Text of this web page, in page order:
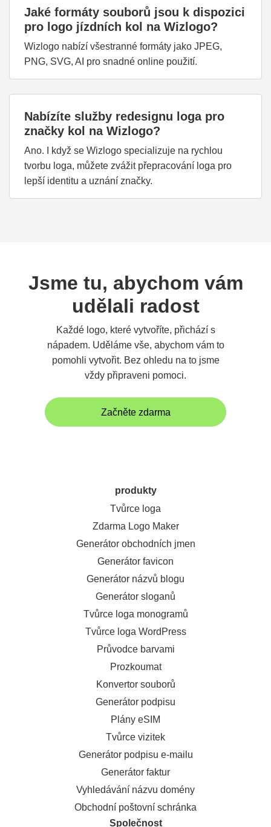
Jaké formáty souborů jsou k dispozici
pro logo jízdních kol na Wizlogo?
Wizlogo nabízí všestranné formáty jako JPEG,
PNG, SVG, AI pro snadné online použití.
Nabízíte služby redesignu loga pro
značky kol na Wizlogo?
Ano. I když se Wizlogo specializuje na rychlou
tvorbu loga, můžete zvážit přepracování loga pro
lepší identitu a uznání značky.
Jsme tu, abychom vám
udělali radost
Každé logo, které vytvoříte, přichází s
nápadem. Uděláme vše, abychom vám to
pomohli vytvořit. Bez ohledu na to jsme
vždy připraveni pomoci.
Začněte zdarma
produkty
Tvůrce loga
Zdarma Logo Maker
Generátor obchodních jmen
Generátor favicon
Generátor názvů blogu
Generátor sloganů
Tvůrce loga monogramů
Tvůrce loga WordPress
Průvodce barvami
Prozkoumat
Konvertor souborů
Generátor podpisu
Plány eSIM
Tvůrce vizitek
Generátor podpisu e-mailu
Generátor faktur
Vyhledávání názvu domény
Obchodní poštovní schránka
Společnost